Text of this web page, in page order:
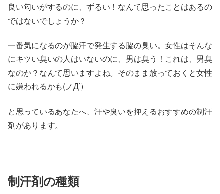
良い匂いがするのに、ずるい！なんて思ったことはあるの
ではないでしょうか？
一番気になるのが脇汗で発生する脇の臭い。女性はそんな
にキツい臭いの人はいないのに、男は臭う！これは、男臭
なのか？なんて思いますよね。そのまま放っておくと女性
に嫌われるかも(ノД`)
と思っているあなたへ、汗や臭いを抑えるおすすめの制汗
剤があります。
制汗剤の種類